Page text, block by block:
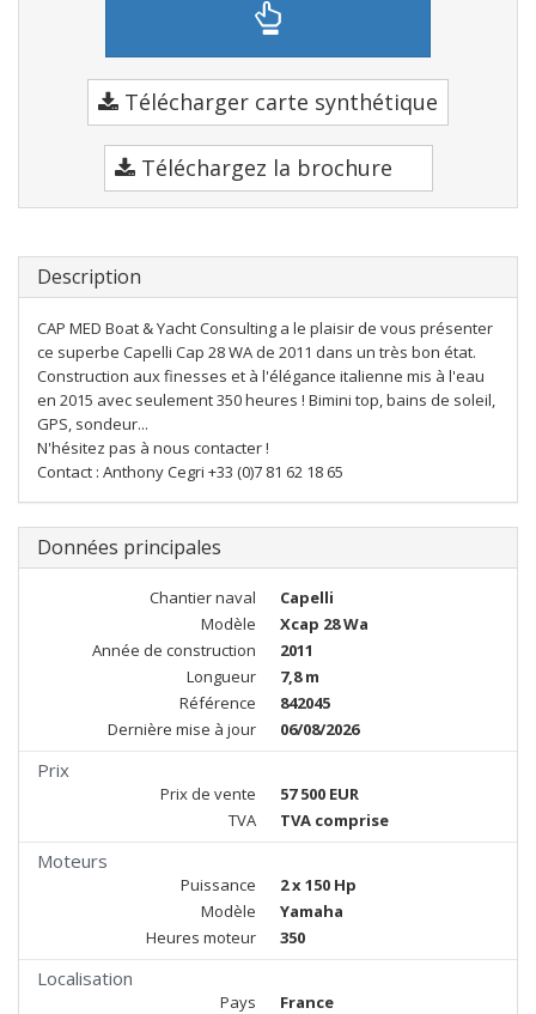
Télécharger carte synthétique
Téléchargez la brochure
Description
CAP MED Boat & Yacht Consulting a le plaisir de vous présenter
ce superbe Capelli Cap 28 WA de 2011 dans un très bon état.
Construction aux finesses et à l'élégance italienne mis à l'eau
en 2015 avec seulement 350 heures ! Bimini top, bains de soleil,
GPS, sondeur...
N'hésitez pas à nous contacter !
Contact : Anthony Cegri +33 (0)7 81 62 18 65
Données principales
Chantier naval
Capelli
Modèle
Xcap 28 Wa
Année de construction
2011
Longueur
7,8 m
Référence
842045
Dernière mise à jour
06/08/2026
Prix
Prix de vente
57 500 EUR
TVA
TVA comprise
Moteurs
Puissance
2 x 150 Hp
Modèle
Yamaha
Heures moteur
350
Localisation
Pays
France